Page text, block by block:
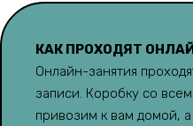
КАК ПРОХОДЯТ
Онлайн-занятия
записи. Коробку со
привозим к вам домой,